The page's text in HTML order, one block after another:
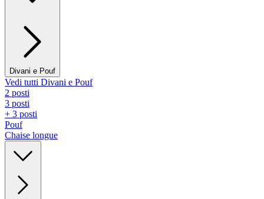
Divani e Pouf
Vedi tutti Divani e Pouf
2 posti
3 posti
+ 3 posti
Pouf
Chaise longue